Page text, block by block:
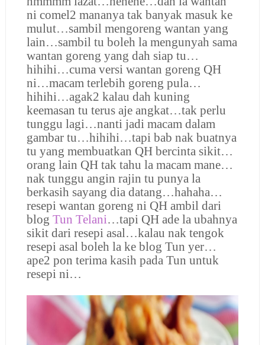
ni comel2 mananya tak banyak masuk ke
mulut…sambil mengoreng wantan yang
lain…sambil tu boleh la mengunyah sama
wantan goreng yang dah siap tu…
hihihi…cuma versi wantan goreng QH
ni…macam terlebih goreng pula…
hihihi…agak2 kalau dah kuning
keemasan tu terus aje angkat…tak perlu
tunggu lagi…nanti jadi macam dalam
gambar tu…hihihi…tapi bab nak buatnya
tu yang membuatkan QH bercinta sikit…
orang lain QH tak tahu la macam mane…
nak tunggu angin rajin tu punya la
berkasih sayang dia datang…hahaha…
resepi wantan goreng ni QH ambil dari
blog Tun Telani…tapi QH ade la ubahnya
sikit dari resepi asal…kalau nak tengok
resepi asal boleh la ke blog Tun yer…
ape2 pon terima kasih pada Tun untuk
resepi ni…